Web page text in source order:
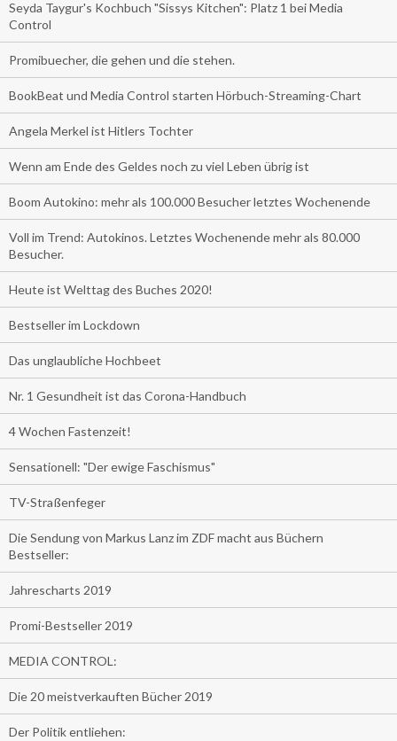
Seyda Taygur's Kochbuch "Sissys Kitchen": Platz 1 bei Media
Control
Promibuecher, die gehen und die stehen.
BookBeat und Media Control starten Hörbuch-Streaming-Chart
Angela Merkel ist Hitlers Tochter
Wenn am Ende des Geldes noch zu viel Leben übrig ist
Boom Autokino: mehr als 100.000 Besucher letztes Wochenende
Voll im Trend: Autokinos. Letztes Wochenende mehr als 80.000
Besucher.
Heute ist Welttag des Buches 2020!
Bestseller im Lockdown
Das unglaubliche Hochbeet
Nr. 1 Gesundheit ist das Corona-Handbuch
4 Wochen Fastenzeit!
Sensationell: "Der ewige Faschismus"
TV-Straßenfeger
Die Sendung von Markus Lanz im ZDF macht aus Büchern
Bestseller:
Jahrescharts 2019
Promi-Bestseller 2019
MEDIA CONTROL:
Die 20 meistverkauften Bücher 2019
Der Politik entliehen: